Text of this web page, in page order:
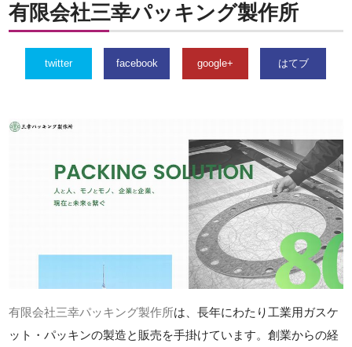
有限会社三幸パッキング製作所
twitter facebook google+ はてブ
有限会社三幸パッキング製作所は、長年にわたり工業用ガスケ
ット・パッキンの製造と販売を手掛けています。創業からの経